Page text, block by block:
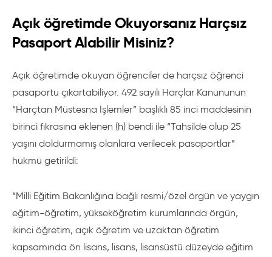
Açık öğretimde Okuyorsanız Harçsız
Pasaport Alabilir Misiniz?
Açık öğretimde okuyan öğrenciler de harçsız öğrenci
pasaportu çıkartabiliyor. 492 sayılı Harçlar Kanununun
“Harçtan Müstesna İşlemler” başlıklı 85 inci maddesinin
birinci fıkrasına eklenen (h) bendi ile “Tahsilde olup 25
yaşını doldurmamış olanlara verilecek pasaportlar”
hükmü getirildi:
“Milli Eğitim Bakanlığına bağlı resmi/özel örgün ve yaygın
eğitim-öğretim, yükseköğretim kurumlarında örgün,
ikinci öğretim, açık öğretim ve uzaktan öğretim
kapsamında ön lisans, lisans, lisansüstü düzeyde eğitim